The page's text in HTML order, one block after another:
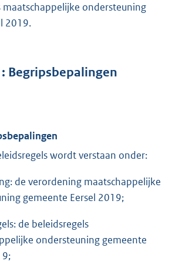
maatschappelijke ondersteuning
2019.
Begripsbepalingen
wordt verstaan onder:
de verordening maatschappelijke
gemeente Eersel 2019;
de beleidsregels
ondersteuning gemeente